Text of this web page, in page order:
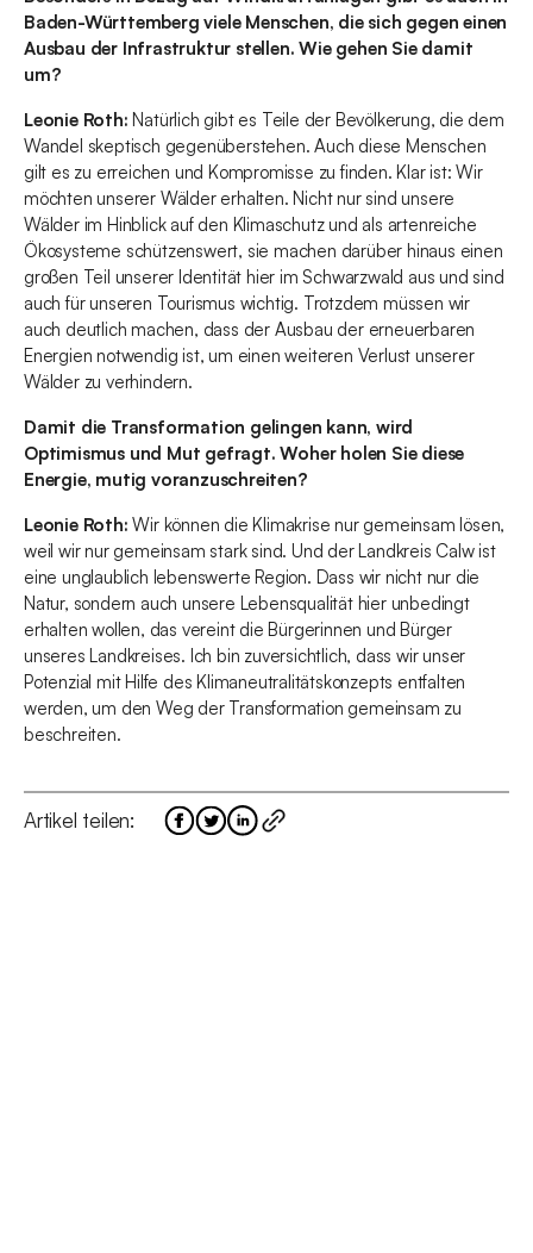
Baden-Württemberg viele Menschen, die sich gegen einen
Ausbau der Infrastruktur stellen. Wie gehen Sie damit
um?
Leonie Roth: Natürlich gibt es Teile der Bevölkerung, die dem
Wandel skeptisch gegenüberstehen. Auch diese Menschen
gilt es zu erreichen und Kompromisse zu finden. Klar ist: Wir
möchten unserer Wälder erhalten. Nicht nur sind unsere
Wälder im Hinblick auf den Klimaschutz und als artenreiche
Ökosysteme schützenswert, sie machen darüber hinaus einen
großen Teil unserer Identität hier im Schwarzwald aus und sind
auch für unseren Tourismus wichtig. Trotzdem müssen wir
auch deutlich machen, dass der Ausbau der erneuerbaren
Energien notwendig ist, um einen weiteren Verlust unserer
Wälder zu verhindern.
Damit die Transformation gelingen kann, wird
Optimismus und Mut gefragt. Woher holen Sie diese
Energie, mutig voranzuschreiten?
Leonie Roth: Wir können die Klimakrise nur gemeinsam lösen,
weil wir nur gemeinsam stark sind. Und der Landkreis Calw ist
eine unglaublich lebenswerte Region. Dass wir nicht nur die
Natur, sondern auch unsere Lebensqualität hier unbedingt
erhalten wollen, das vereint die Bürgerinnen und Bürger
unseres Landkreises. Ich bin zuversichtlich, dass wir unser
Potenzial mit Hilfe des Klimaneutralitätskonzepts entfalten
werden, um den Weg der Transformation gemeinsam zu
beschreiten.
Artikel teilen: